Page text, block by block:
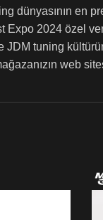
dünyasının en
Expo 2024 özel
JDM tuning
web